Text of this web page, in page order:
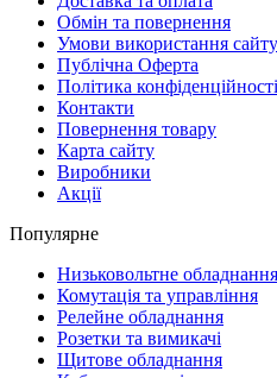
Обмін та повернення
Умови використання сайту
Публічна Оферта
Політика конфіденційності
Контакти
Повернення товару
Карта сайту
Виробники
Акції
Популярне
Низьковольтне обладнання
Комутація та управління
Релейне обладнання
Розетки та вимикачі
Щитове обладнання